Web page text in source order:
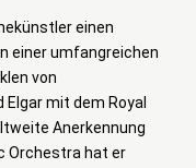
einen
einer umfangreichen
von
mit dem Royal
Anerkennung
Orchestra hat er